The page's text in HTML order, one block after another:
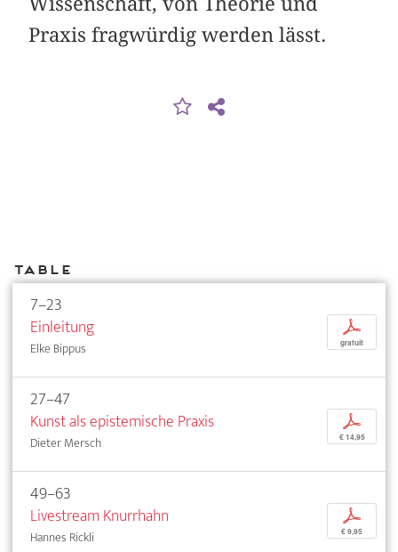
Praxis fragwürdig werden lässt.
Table
7–23
Einleitung
Elke Bippus
p
gratuit
27–47
Kunst als epistemische Praxis
Dieter Mersch
p
€ 14,95
49–63
Livestream Knurrhahn
Hannes Rickli
p
€ 9,95